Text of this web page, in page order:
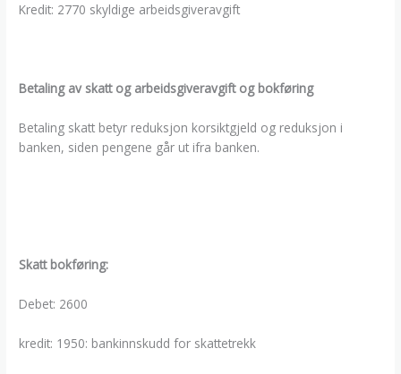
Kredit: 2770 skyldige arbeidsgiveravgift
Betaling av skatt og arbeidsgiveravgift og bokføring
Betaling skatt betyr reduksjon korsiktgjeld og reduksjon i
banken, siden pengene går ut ifra banken.
Skatt bokføring:
Debet: 2600
kredit: 1950: bankinnskudd for skattetrekk